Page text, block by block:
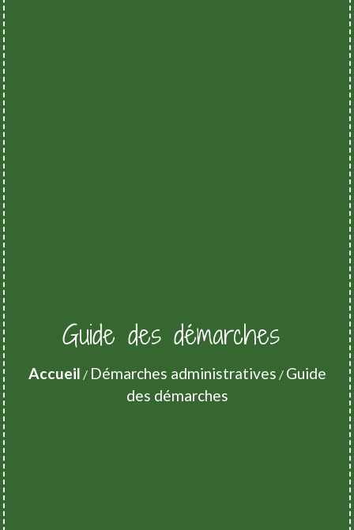
Guide des démarches
Accueil / Démarches administratives / Guide
des démarches